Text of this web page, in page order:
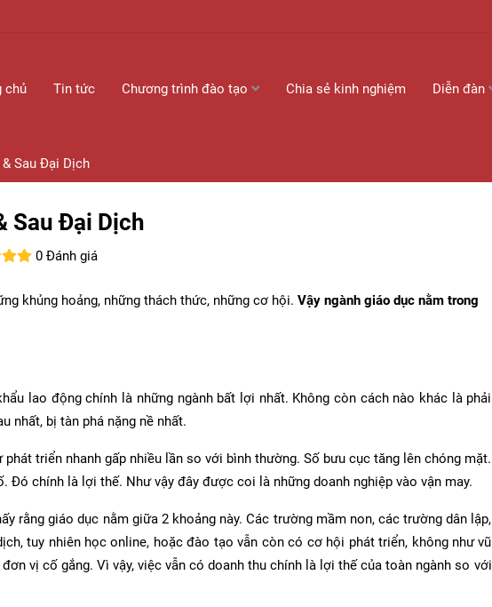
chủ Tin tức Chương trình đào tạo Chia sẻ kinh nghiệm Diễn đàn
Sau Đại Dịch
Sau Đại Dịch
0 Đánh giá
khủng hoảng, những thách thức, những cơ hội. Vậy ngành giáo dục nằm trong
lao động chính là những ngành bất lợi nhất. Không còn cách nào khác là phải
nhất, bị tàn phá nặng nề nhất.
triển nhanh gấp nhiều lần so với bình thường. Số bưu cục tăng lên chóng mặt.
Đó chính là lợi thế. Như vậy đây được coi là những doanh nghiệp vào vận may.
rằng giáo dục nằm giữa 2 khoảng này. Các trường mầm non, các trường dân lập,
tuy nhiên học online, hoặc đào tạo vẫn còn có cơ hội phát triển, không như vũ
vị cố gắng. Vì vậy, việc vẫn có doanh thu chính là lợi thế của toàn ngành so với